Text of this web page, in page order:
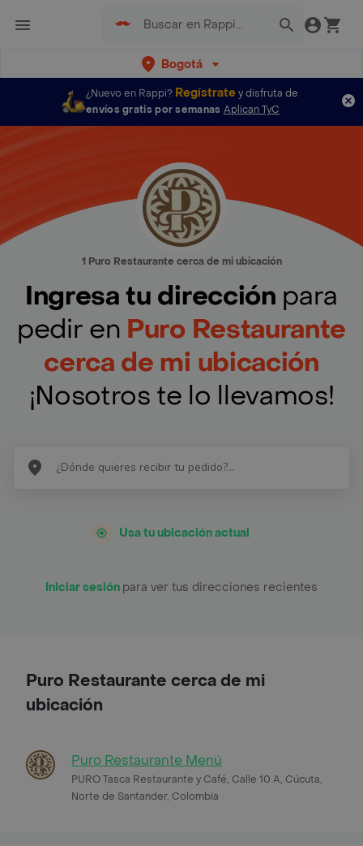
Bogotá
¿Nuevo en Rappi? Regístratey disfruta de
envíos gratis por semanas Aplican TyC
1 Puro Restaurante cerca de mi ubicación
Ingresa tu dirección para
pedir en Puro Restaurante
cerca de mi ubicación
¡Nosotros te lo llevamos!
Usa tu ubicación actual
Iniciar sesión para ver tus direcciones recientes
Puro Restaurante cerca de mi
ubicación
Puro Restaurante Menú
PURO Tasca Restaurante y Café, Calle 10 A, Cúcuta,
Norte de Santander, Colombia